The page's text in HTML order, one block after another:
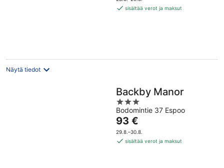
101 €
sisältää verot ja maksut
Näytä tiedot
Backby Manor
3
out
of
5
Bodomintie 37 Espoo
Hinta
on
93 €
93 €
29.8.–30.8.
sisältää verot ja maksut